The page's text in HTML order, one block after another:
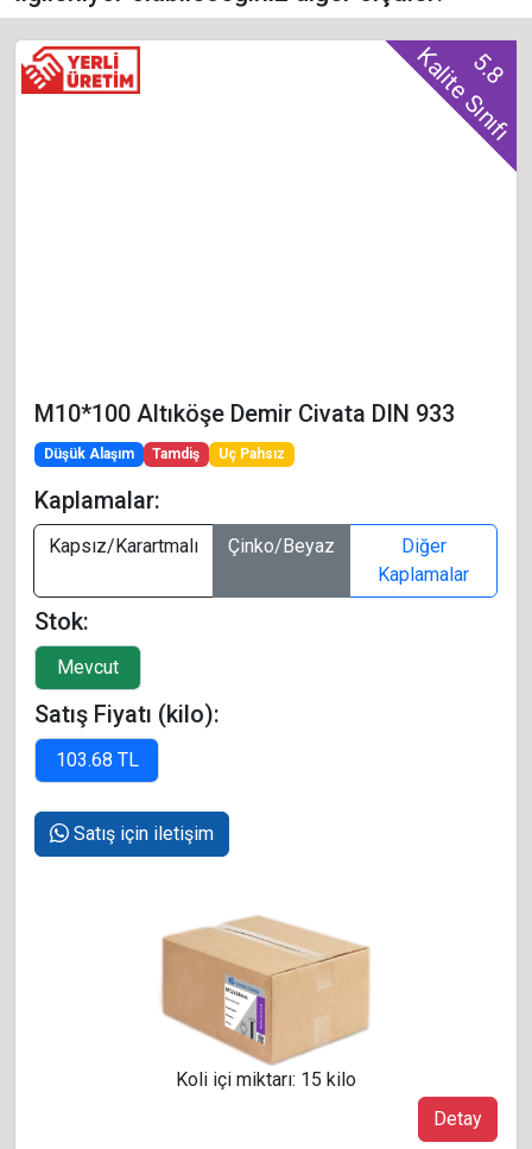
5.8
Kalite Sınıfı
M10*100 Altıköşe Demir Civata DIN 933
Düşük Alaşım Tamdiş Uç Pahsız
Kaplamalar:
Kapsız/Karartmalı Çinko/Beyaz
Diğer
Kaplamalar
Stok:
Satış Fiyatı (kilo):
Satış için iletişim
Detay
Koli içi miktarı: 15 kilo